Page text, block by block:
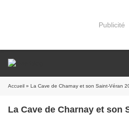
Publicité
Accueil » La Cave de Charnay et son Saint-Véran
La Cave de Charnay et son